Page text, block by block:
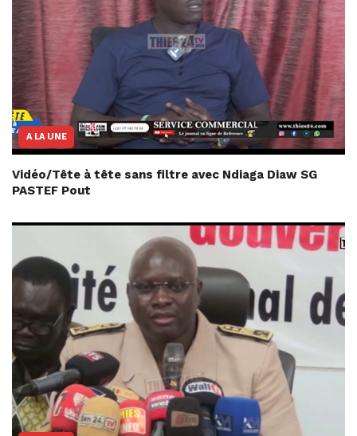
A LA UNE
Vidéo/Tête à tête sans filtre avec Ndiaga Diaw SG
PASTEF Pout